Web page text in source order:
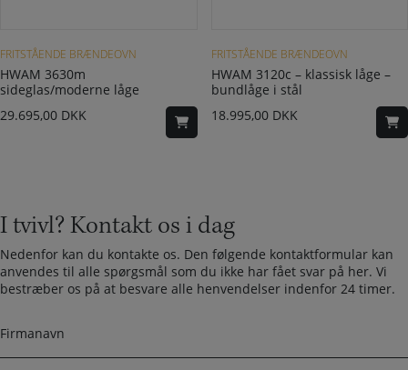
FRITSTÅENDE BRÆNDEOVN
HWAM 3630m
sideglas/moderne låge
29.695,00 DKK
FRITSTÅENDE BRÆNDEOVN
HWAM 3120c – klassisk låge –
bundlåge i stål
18.995,00 DKK
I tvivl? Kontakt os i dag
Nedenfor kan du kontakte os. Den følgende kontaktformular kan
anvendes til alle spørgsmål som du ikke har fået svar på her. Vi
bestræber os på at besvare alle henvendelser indenfor 24 timer.
i
r